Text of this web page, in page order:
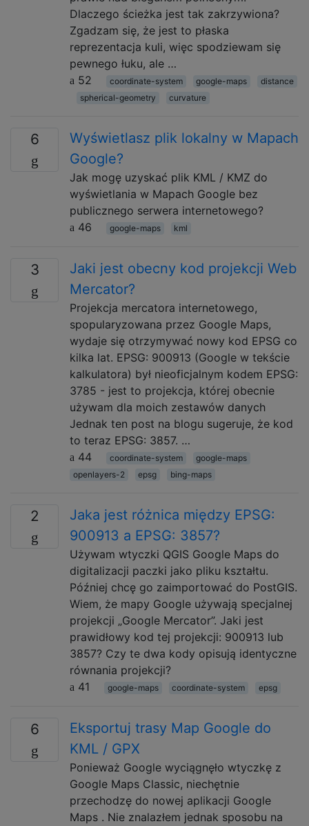
Dlaczego ścieżka jest tak zakrzywiona?
Zgadzam się, że jest to płaska
reprezentacja kuli, więc spodziewam się
pewnego łuku, ale …
52
coordinate-system google-maps
distance
spherical-geometry
curvature
6
Wyświetlasz plik lokalny w Mapach
Google?
Jak mogę uzyskać plik KML / KMZ do
wyświetlania w Mapach Google bez
publicznego serwera internetowego?
46
google-maps kml
3
Jaki jest obecny kod projekcji Web
Mercator?
Projekcja mercatora internetowego,
spopularyzowana przez Google Maps,
wydaje się otrzymywać nowy kod EPSG co
kilka lat. EPSG: 900913 (Google w tekście
kalkulatora) był nieoficjalnym kodem EPSG:
3785 - jest to projekcja, której obecnie
używam dla moich zestawów danych
Jednak ten post na blogu sugeruje, że kod
to teraz EPSG: 3857. …
44
coordinate-system
google-maps
openlayers-2
epsg bing-maps
2
Jaka jest różnica między EPSG:
900913 a EPSG: 3857?
Używam wtyczki QGIS Google Maps do
digitalizacji paczki jako pliku kształtu.
Później chcę go zaimportować do PostGIS.
Wiem, że mapy Google używają specjalnej
projekcji „Google Mercator”. Jaki jest
prawidłowy kod tej projekcji: 900913 lub
3857? Czy te dwa kody opisują identyczne
równania projekcji?
41
google-maps coordinate-system epsg
6
Eksportuj trasy Map Google do
KML / GPX
Ponieważ Google wyciągnęło wtyczkę z
Google Maps Classic, niechętnie
przechodzę do nowej aplikacji Google
Maps . Nie znalazłem jednak sposobu na